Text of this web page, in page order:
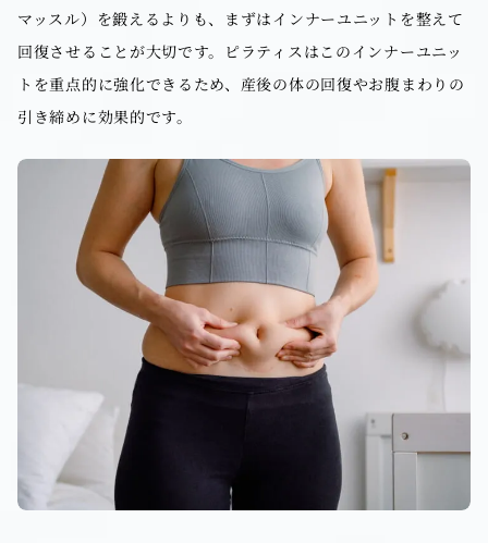
マッスル）を鍛えるよりも、まずはインナーユニットを整えて
回復させることが大切です。ピラティスはこのインナーユニッ
トを重点的に強化できるため、産後の体の回復やお腹まわりの
引き締めに効果的です。